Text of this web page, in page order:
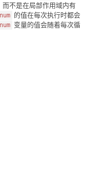
不是在局部作用域内有
num 的值在每次执行时都会
num 变量的值会随着每次循